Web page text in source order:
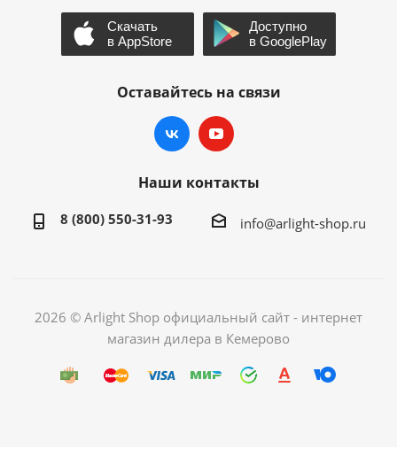
Оставайтесь на связи
Наши контакты
8 (800) 550-31-93 info@arlight-shop.ru
2026 © Arlight Shop официальный сайт - интернет
магазин дилера в Кемерово